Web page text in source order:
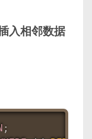
入相邻数据
;